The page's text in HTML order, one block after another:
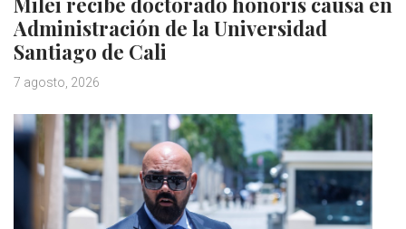
Administración de la Universidad
Santiago de Cali
7 agosto, 2026